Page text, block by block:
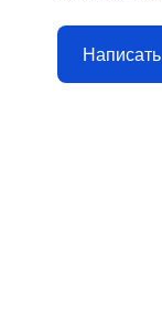
Написать